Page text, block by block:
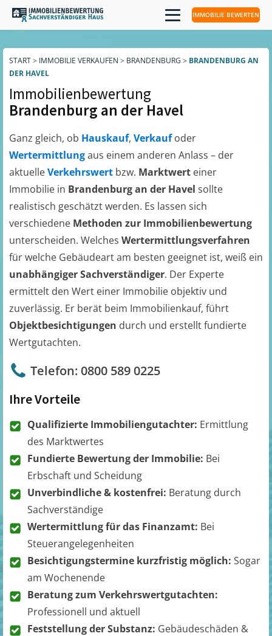
IMMOBILIE BEWERTEN
START> IMMOBILIE VERKAUFEN > BRANDENBURG > BRANDENBURG AN
DER HAVEL
Immobilienbewertung
Brandenburg an der Havel
Ganz gleich, ob Hauskauf, Verkaufoder
Wertermittlungaus einem anderen Anlass – der
aktuelleVerkehrswert bzw. Marktwert einer
Immobilie in Brandenburg an der Havel sollte
realistisch geschätzt werden. Es lassen sich
verschiedene Methoden zur Immobilienbewertung
unterscheiden. Welches Wertermittlungsverfahren
für welche Gebäudeart am besten geeignet ist, weiß ein
unabhängiger Sachverständiger. Der Experte
ermittelt den Wert einer Immobilie objektiv und
zuverlässig. Er berät beim Immobilienkauf, führt
Objektbesichtigungen durch und erstellt fundierte
Wertgutachten.
Telefon: 0800 589 0225
Ihre Vorteile
Qualifizierte Immobiliengutachter: Ermittlung
des Marktwertes
Fundierte Bewertung der Immobilie: Bei
Erbschaft und Scheidung
Unverbindliche & kostenfrei: Beratung durch
Sachverständige
Wertermittlung für das Finanzamt: Bei
Steuerangelegenheiten
Besichtigungstermine kurzfristig möglich: Sogar
am Wochenende
Beratung zum Verkehrswertgutachten:
Professionell und aktuell
Feststellung der Substanz: Gebäudeschäden &